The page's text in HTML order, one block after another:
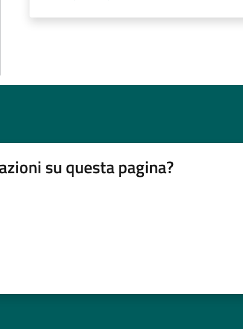
su questa pagina?